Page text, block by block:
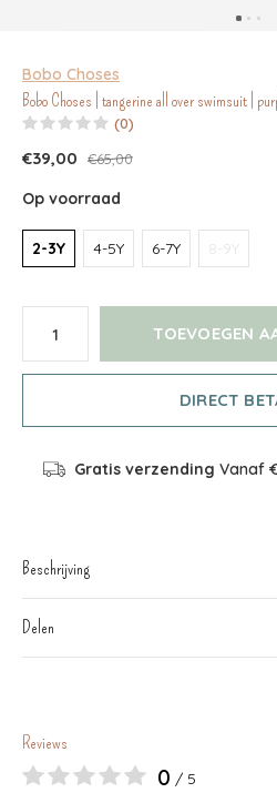
Bobo Choses
Bobo Choses | tangerine all over swimsuit |
(0)
€39,00 €65,00
Op voorraad
2-3Y 4-5Y 6-7Y 8-9Y
TOEVOEGEN
DIRECT
Gratis verzending Vanaf
Beschrijving
Delen
Reviews
0 / 5